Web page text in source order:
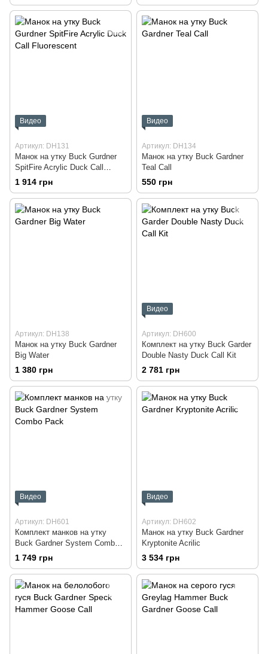
Видео
Артикул: DH131
Манок на утку Buck Gurdner
SpitFire Acrylic Duck Call
Fluorescent
1 914 грн
Видео
Артикул: DH134
Манок на утку Buck Gardner
Teal Call
550 грн
Артикул: DH138
Манок на утку Buck Gardner
Big Water
1 380 грн
Видео
Артикул: DH600
Комплект на утку Buck Garder
Double Nasty Duck Call Kit
2 781 грн
Видео
Артикул: DH601
Комплект манков на утку
Buck Gardner System Combo
Pack
1 749 грн
Видео
Артикул: DH602
Манок на утку Buck Gardner
Kryptonite Acrilic
3 534 грн